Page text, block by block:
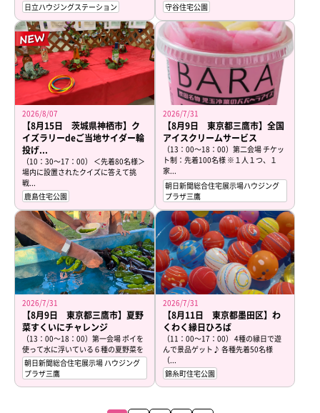
日立ハウジングステーション
守谷住宅公園
2026/8/07
【8月15日 茨城県神栖市】ク
イズラリーdeご当地サイダー輪
投げ...
（10：30～17：00） ＜先着80名様＞
場内に設置されたクイズに答えて挑
戦...
鹿島住宅公園
2026/7/31
【8月9日 東京都三鷹市】全国
アイスクリームサービス
（13：00～18：00）第二会場 チケッ
ト制：先着100名様 ※１人１つ、１
家...
朝日新聞総合住宅展示場ハウジング
プラザ三鷹
2026/7/31
【8月9日 東京都三鷹市】夏野
菜すくいにチャレンジ
（13：00～18：00）第一会場 ポイを
使って水に浮いている６種の夏野菜を
上手...
朝日新聞総合住宅展示場 ハウジング
プラザ三鷹
2026/7/31
【8月11日 東京都墨田区】わ
くわく縁日ひろば
（11：00～17：00） 4種の縁日で遊
んで景品ゲット♪ 各種先着50名様
（...
錦糸町住宅公園